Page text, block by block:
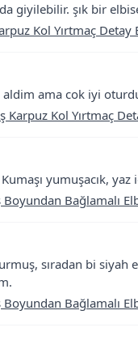
giyilebilir. şık bir
Kol Yırtmaç Detay
ama cok iyi
Kol Yırtmaç
yumuşacık,
Bağlamalı
sıradan bi
Bağlamalı